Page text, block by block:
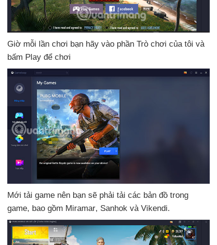
Giờ mỗi lần chơi bạn hãy vào phần Trò chơi của tôi và
bấm Play để chơi
Mới tải game nên bạn sẽ phải tải các bản đồ trong
game, bao gồm Miramar, Sanhok và Vikendi.